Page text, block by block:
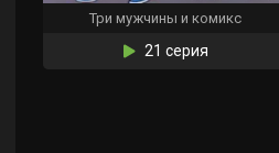
Три мужчины и комикс
21 серия